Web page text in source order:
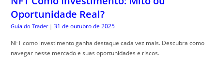
Oportunidade Real?
Guia do Trader | 31 de outubro de 2025
NFT como investimento ganha destaque cada vez mais. Descubra como
navegar nesse mercado e suas oportunidades e riscos.